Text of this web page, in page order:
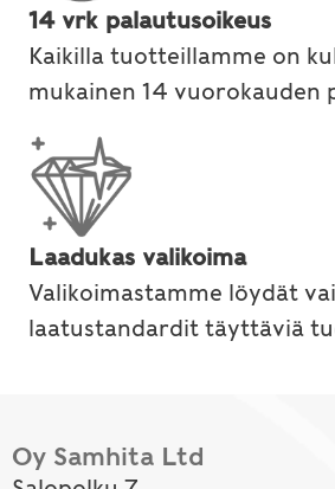
14 vrk palautusoikeus
Kaikilla tuotteillamme on
mukainen 14 vuorokauden
Laadukas valikoima
Valikoimastamme löydät
laatustandardit täyttäviä
Oy Samhita Ltd